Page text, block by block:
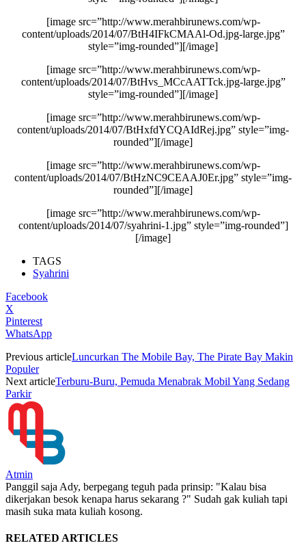
[image src=”http://www.merahbirunews.com/wp-
content/uploads/2014/07/BtH4IFkCMAAl-Od.jpg-large.jpg”
style=”img-rounded”][/image]
[image src=”http://www.merahbirunews.com/wp-
content/uploads/2014/07/BtHvs_MCcAATTck.jpg-large.jpg”
style=”img-rounded”][/image]
[image src=”http://www.merahbirunews.com/wp-
content/uploads/2014/07/BtHxfdYCQAIdRej.jpg” style=”img-
rounded”][/image]
[image src=”http://www.merahbirunews.com/wp-
content/uploads/2014/07/BtHzNC9CEAAJ0Er.jpg” style=”img-
rounded”][/image]
[image src=”http://www.merahbirunews.com/wp-
content/uploads/2014/07/syahrini-1.jpg” style=”img-rounded”]
[/image]
TAGS
Syahrini
Facebook
X
Pinterest
WhatsApp
Previous articleLuncurkan The Mobile Bay, The Pirate Bay Makin
Populer
Next articleTerburu-Buru, Pemuda Menabrak Mobil Yang Sedang
Parkir
Atmin
Panggil saja Ady, berpegang teguh pada prinsip: "Kalau bisa
dikerjakan besok kenapa harus sekarang ?" Sudah gak kuliah tapi
masih suka mata kuliah kosong.
RELATED ARTICLES